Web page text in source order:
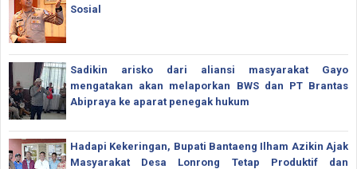
Sosial
Sadikin arisko dari aliansi masyarakat Gayo
mengatakan akan melaporkan BWS dan PT Brantas
Abipraya ke aparat penegak hukum
Hadapi Kekeringan, Bupati Bantaeng Ilham Azikin Ajak
Masyarakat Desa Lonrong Tetap Produktif dan